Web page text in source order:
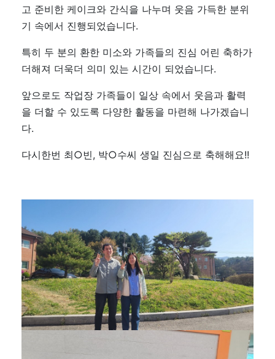
고 준비한 케이크와 간식을 나누며 웃음 가득한 분위
기 속에서 진행되었습니다.
특히 두 분의 환한 미소와 가족들의 진심 어린 축하가
더해져 더욱더 의미 있는 시간이 되었습니다.
앞으로도 작업장 가족들이 일상 속에서 웃음과 활력
을 더할 수 있도록 다양한 활동을 마련해 나가겠습니
다.
다시한번 최○빈, 박○수씨 생일 진심으로 축해해요!!